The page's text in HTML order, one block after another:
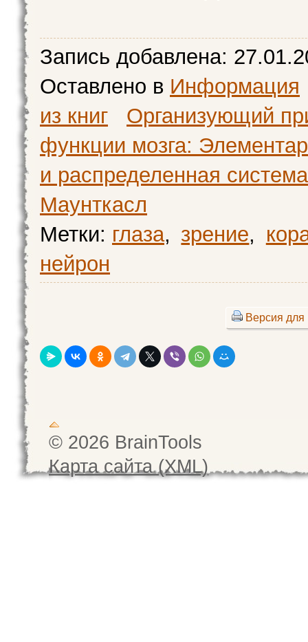
Запись добавлена:
Оставлено в Информация
из книг
Организующий
функции мозга:
и распределенная
Маунткасл
Метки: глаза, зрение,
нейрон
Версия для
© 2026 BrainTools
Карта сайта (XML)